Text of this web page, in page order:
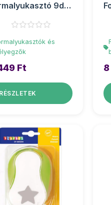
9db
és
Ft
RÉSZLETEK